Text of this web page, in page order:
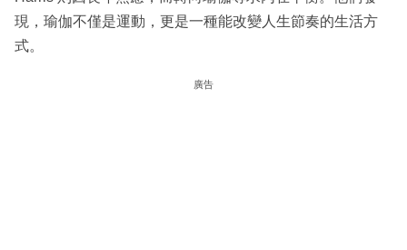
現，瑜伽不僅是運動，更是一種能改變人生節奏的生活方
式。
廣告